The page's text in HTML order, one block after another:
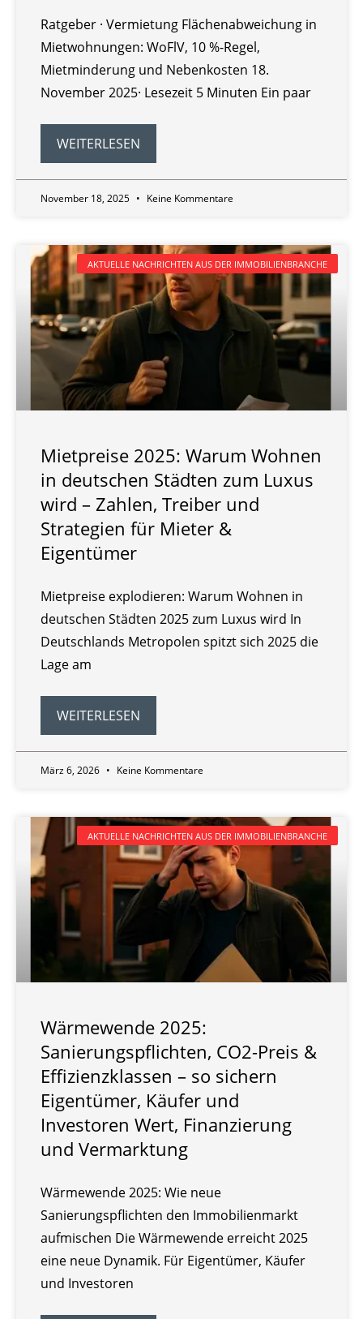
Ratgeber · Vermietung Flächenabweichung in
Mietwohnungen: WoFlV, 10 %-Regel,
Mietminderung und Nebenkosten 18.
November 2025· Lesezeit 5 Minuten Ein paar
WEITERLESEN
November 18, 2025 Keine Kommentare
AKTUELLE NACHRICHTEN AUS DER IMMOBILIENBRANCHE
Mietpreise 2025: Warum Wohnen
in deutschen Städten zum Luxus
wird – Zahlen, Treiber und
Strategien für Mieter &
Eigentümer
Mietpreise explodieren: Warum Wohnen in
deutschen Städten 2025 zum Luxus wird In
Deutschlands Metropolen spitzt sich 2025 die
Lage am
WEITERLESEN
März 6, 2026 Keine Kommentare
AKTUELLE NACHRICHTEN AUS DER IMMOBILIENBRANCHE
Wärmewende 2025:
Sanierungspflichten, CO2-Preis &
Effizienzklassen – so sichern
Eigentümer, Käufer und
Investoren Wert, Finanzierung
und Vermarktung
Wärmewende 2025: Wie neue
Sanierungspflichten den Immobilienmarkt
aufmischen Die Wärmewende erreicht 2025
eine neue Dynamik. Für Eigentümer, Käufer
und Investoren